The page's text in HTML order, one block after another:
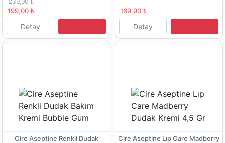
199,00 ₺
Detay
169,90 ₺
Detay
Cire Aseptine Renkli Dudak
Cire Aseptine Lıp Care Madberry